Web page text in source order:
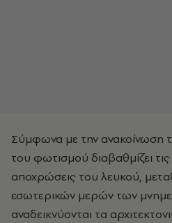
Σύμφωνα με την ανακοίνωση
του φωτισμού διαβαθμίζει τις
αποχρώσεις του λευκού,
εσωτερικών μερών των
αναδεικνύονται τα